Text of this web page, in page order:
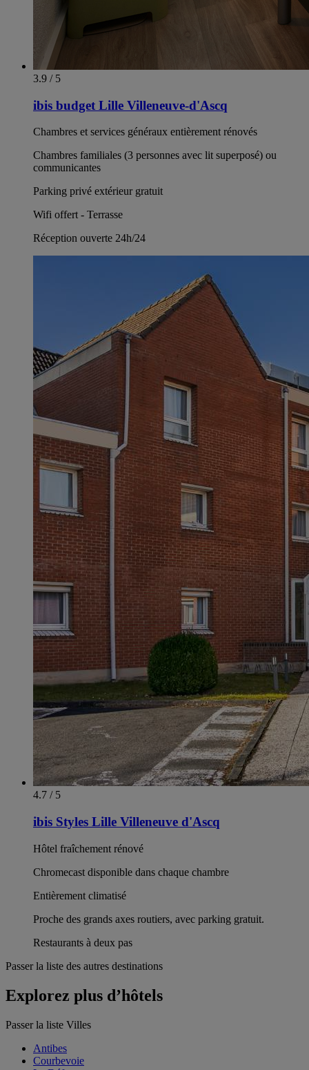
3.9 / 5
ibis budget Lille Villeneuve-d'Ascq
Chambres et services généraux entièrement rénovés
Chambres familiales (3 personnes avec lit superposé) ou
communicantes
Parking privé extérieur gratuit
Wifi offert - Terrasse
Réception ouverte 24h/24
4.7 / 5
ibis Styles Lille Villeneuve d'Ascq
Hôtel fraîchement rénové
Chromecast disponible dans chaque chambre
Entièrement climatisé
Proche des grands axes routiers, avec parking gratuit.
Restaurants à deux pas
Passer la liste des autres destinations
Explorez plus d’hôtels
Passer la liste Villes
Antibes
Courbevoie